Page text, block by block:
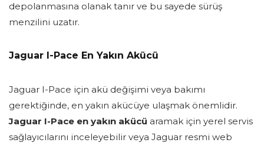
depolanmasına olanak tanır ve bu sayede sürüş
menzilini uzatır.
Jaguar I-Pace En Yakın Akücü
Jaguar I-Pace için akü değişimi veya bakımı
gerektiğinde, en yakın akücüye ulaşmak önemlidir.
Jaguar I-Pace en yakın akücü aramak için yerel servis
sağlayıcılarını inceleyebilir veya Jaguar resmi web